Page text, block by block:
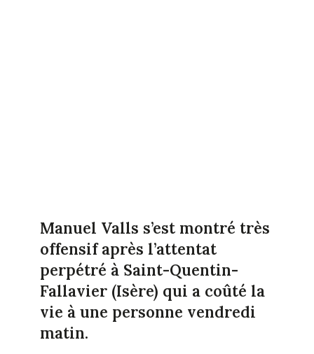
Manuel Valls s’est montré très
offensif après l’attentat
perpétré à Saint-Quentin-
Fallavier (Isère) qui a coûté la
vie à une personne vendredi
matin.